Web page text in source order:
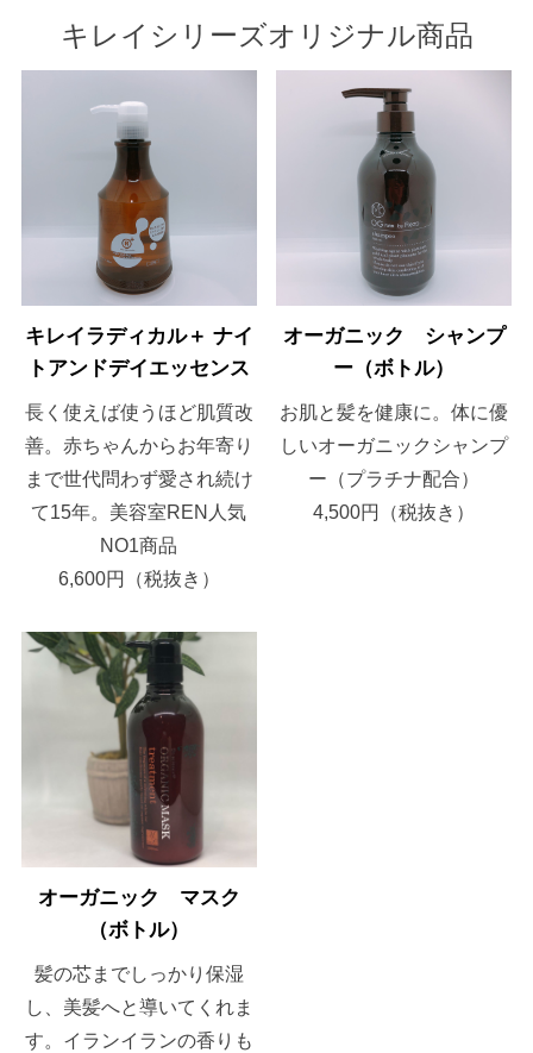
キレイシリーズオリジナル商品
キレイラディカル＋ ナイ
トアンドデイエッセンス
長く使えば使うほど肌質改
善。赤ちゃんからお年寄り
まで世代問わず愛され続け
て15年。美容室REN人気
NO1商品
6,600円（税抜き）
オーガニック シャンプ
ー（ボトル）
お肌と髪を健康に。体に優
しいオーガニックシャンプ
ー（プラチナ配合）
4,500円（税抜き）
オーガニック マスク
（ボトル）
髪の芯までしっかり保湿
し、美髪へと導いてくれま
す。イランイランの香りも